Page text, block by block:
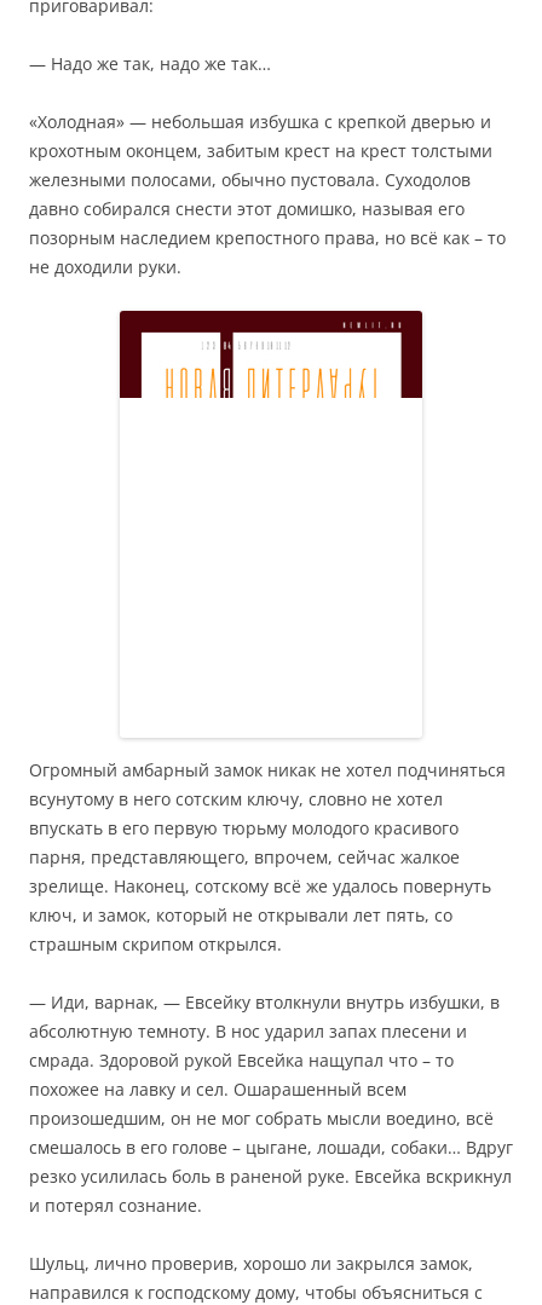
приговаривал:
— Надо же так, надо же так…
«Холодная» — небольшая избушка с крепкой дверью и
крохотным оконцем, забитым крест на крест толстыми
железными полосами, обычно пустовала. Суходолов
давно собирался снести этот домишко, называя его
позорным наследием крепостного права, но всё как – то
не доходили руки.
Огромный амбарный замок никак не хотел подчиняться
всунутому в него сотским ключу, словно не хотел
впускать в его первую тюрьму молодого красивого
парня, представляющего, впрочем, сейчас жалкое
зрелище. Наконец, сотскому всё же удалось повернуть
ключ, и замок, который не открывали лет пять, со
страшным скрипом открылся.
— Иди, варнак, — Евсейку втолкнули внутрь избушки, в
абсолютную темноту. В нос ударил запах плесени и
смрада. Здоровой рукой Евсейка нащупал что – то
похожее на лавку и сел. Ошарашенный всем
произошедшим, он не мог собрать мысли воедино, всё
смешалось в его голове – цыгане, лошади, собаки… Вдруг
резко усилилась боль в раненой руке. Евсейка вскрикнул
и потерял сознание.
Шульц, лично проверив, хорошо ли закрылся замок,
направился к господскому дому, чтобы объясниться с